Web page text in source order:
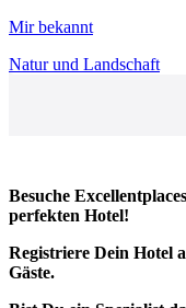
Mir bekannt
Natur und Landschaft
Besuche
perfekten Hotel!
Registriere Dein Hotel
Gäste.